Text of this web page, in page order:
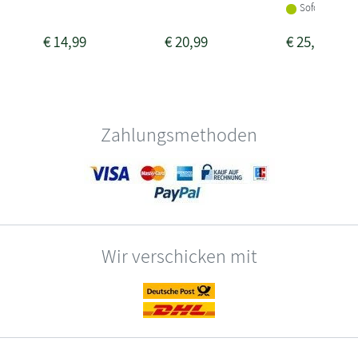
€14,99 €20,99
Sofort
€25,99
Zahlungsmethoden
Wir verschicken mit